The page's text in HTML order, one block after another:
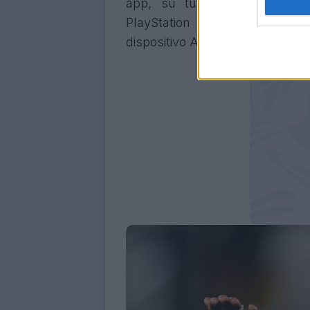
app, su tutti i televisori
PlayStation 4/5 o Xbox
dispositivo Amazon Fire TV